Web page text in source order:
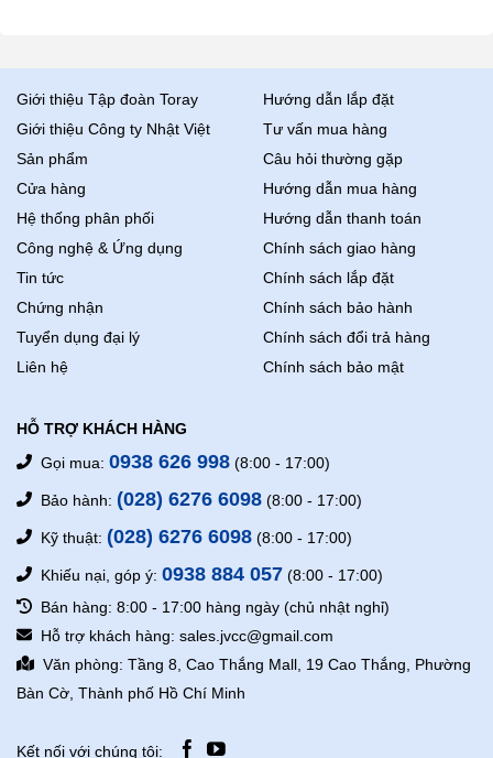
Giới thiệu Tập đoàn Toray
Giới thiệu Công ty Nhật Việt
Sản phẩm
Cửa hàng
Hệ thống phân phối
Công nghệ & Ứng dụng
Tin tức
Chứng nhận
Tuyển dụng đại lý
Liên hệ
Hướng dẫn lắp đặt
Tư vấn mua hàng
Câu hỏi thường gặp
Hướng dẫn mua hàng
Hướng dẫn thanh toán
Chính sách giao hàng
Chính sách lắp đặt
Chính sách bảo hành
Chính sách đổi trả hàng
Chính sách bảo mật
HỖ TRỢ KHÁCH HÀNG
Gọi mua: 0938 626 998 (8:00 - 17:00)
Bảo hành: (028) 6276 6098 (8:00 - 17:00)
Kỹ thuật: (028) 6276 6098 (8:00 - 17:00)
Khiếu nại, góp ý: 0938 884 057 (8:00 - 17:00)
Bán hàng: 8:00 - 17:00 hàng ngày (chủ nhật nghỉ)
Hỗ trợ khách hàng: sales.jvcc@gmail.com
Văn phòng: Tầng 8, Cao Thắng Mall, 19 Cao Thắng, Phường
Bàn Cờ, Thành phố Hồ Chí Minh
Kết nối với chúng tôi: